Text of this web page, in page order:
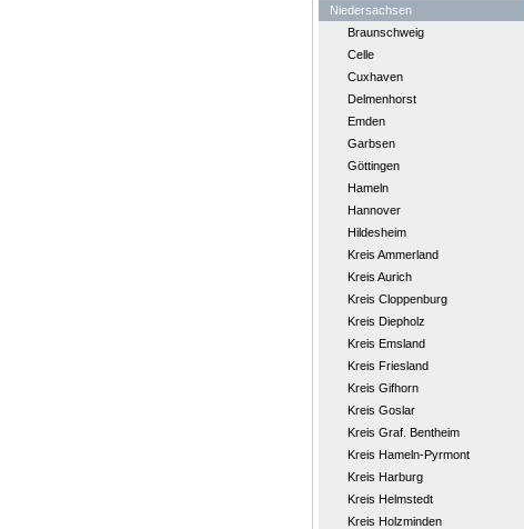
Niedersachsen
Braunschweig
Celle
Cuxhaven
Delmenhorst
Emden
Garbsen
Göttingen
Hameln
Hannover
Hildesheim
Kreis Ammerland
Kreis Aurich
Kreis Cloppenburg
Kreis Diepholz
Kreis Emsland
Kreis Friesland
Kreis Gifhorn
Kreis Goslar
Kreis Graf. Bentheim
Kreis Hameln-Pyrmont
Kreis Harburg
Kreis Helmstedt
Kreis Holzminden